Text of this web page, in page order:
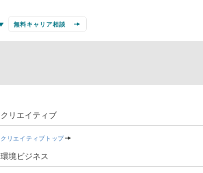
無料キャリア相談
クリエイティブ
クリエイティブトップ
環境ビジネス